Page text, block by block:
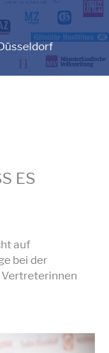
ES
auf
bei der
Vertreterinnen